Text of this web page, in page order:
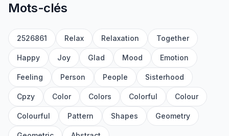
Mots-clés
2526861 Relax Relaxation Together
Happy Joy Glad Mood Emotion
Feeling Person People Sisterhood
Cpzy Color Colors Colorful Colour
Colourful Pattern Shapes Geometry